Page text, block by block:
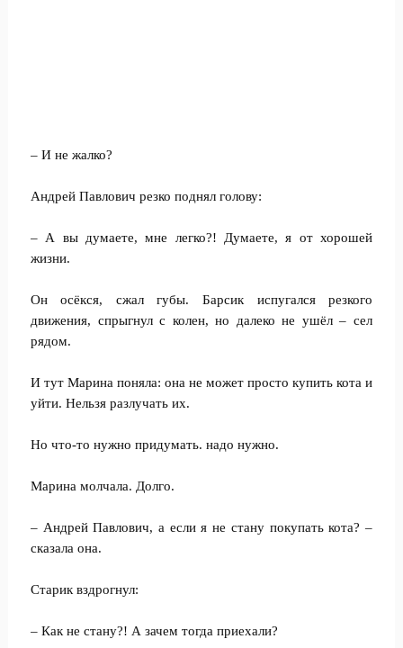
– И не жалко?
Андрей Павлович резко поднял голову:
– А вы думаете, мне легко?! Думаете, я от хорошей
жизни.
Он осёкся, сжал губы. Барсик испугался резкого
движения, спрыгнул с колен, но далеко не ушёл – сел
рядом.
И тут Марина поняла: она не может просто купить кота и
уйти. Нельзя разлучать их.
Но что-то нужно придумать. надо нужно.
Марина молчала. Долго.
– Андрей Павлович, а если я не стану покупать кота? –
сказала она.
Старик вздрогнул:
– Как не стану?! А зачем тогда приехали?